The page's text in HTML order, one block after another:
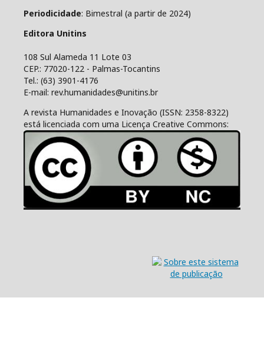
Periodicidade: Bimestral (a partir de 2024)
Editora Unitins
108 Sul Alameda 11 Lote 03
CEP.: 77020-122 - Palmas-Tocantins
Tel.: (63) 3901-4176
E-mail: rev.humanidades@unitins.br
A revista Humanidades e Inovação (ISSN: 2358-8322)
está licenciada com uma Licença Creative Commons: